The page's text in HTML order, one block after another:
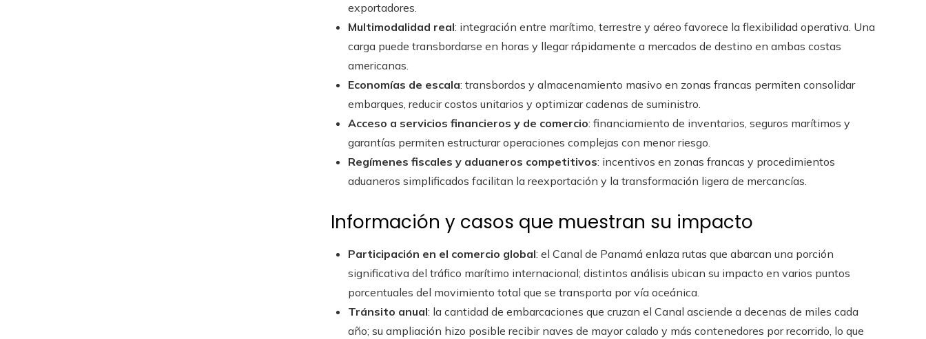
exportadores.
Multimodalidad real: integración entre marítimo, terrestre y aéreo favorece la flexibilidad operativa. Una
carga puede transbordarse en horas y llegar rápidamente a mercados de destino en ambas costas
americanas.
Economías de escala: transbordos y almacenamiento masivo en zonas francas permiten consolidar
embarques, reducir costos unitarios y optimizar cadenas de suministro.
Acceso a servicios financieros y de comercio: financiamiento de inventarios, seguros marítimos y
garantías permiten estructurar operaciones complejas con menor riesgo.
Regímenes fiscales y aduaneros competitivos: incentivos en zonas francas y procedimientos
aduaneros simplificados facilitan la reexportación y la transformación ligera de mercancías.
Información y casos que muestran su impacto
Participación en el comercio global: el Canal de Panamá enlaza rutas que abarcan una porción
significativa del tráfico marítimo internacional; distintos análisis ubican su impacto en varios puntos
porcentuales del movimiento total que se transporta por vía oceánica.
Tránsito anual: la cantidad de embarcaciones que cruzan el Canal asciende a decenas de miles cada
año; su ampliación hizo posible recibir naves de mayor calado y más contenedores por recorrido, lo que